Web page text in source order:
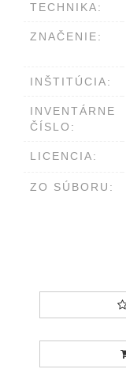
TECHNIKA:
ZNAČENIE:
INŠTITÚCIA:
INVENTÁRNE
ČÍSLO:
LICENCIA:
ZO SÚBORU: